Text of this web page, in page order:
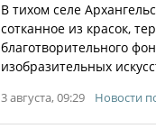
В тихом селе
сотканное из красок,
благотворительного
изобразительных
3 августа, 09:29 Новости